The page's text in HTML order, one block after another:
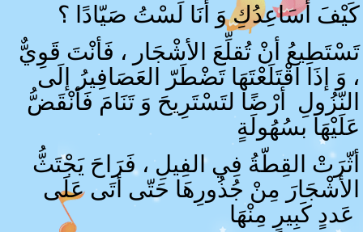
كَيْفَ أسَاعِدُكِ وَ أنَا لَسْتُ صَيّادًا ؟
، وَ إذَا اقْتَلَعْتَهَا تَضْطَرّ العَصَافِيرُ إلَى
النّزُولِ أرْضًا لتَسْتَرِيحَ وَ تَنَامَ فَأنْقَضُّ
عَلَيْهَا بسُهُولَةٍ
أثّرَتْ القِطّةُ فِي الفِيلِ ، فَرَاحَ يَجْتَثُّ
الأشْجَارَ مِنْ جُذُورِهَا حَتّى أتَى عَلَى